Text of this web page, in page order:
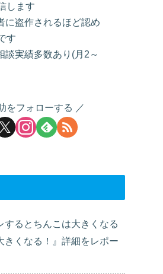
します
に盗作されるほど認め
す
談実績多数あり(月2～
をフォローする
するとちんこは大きくなる
きくなる！』詳細をレポー